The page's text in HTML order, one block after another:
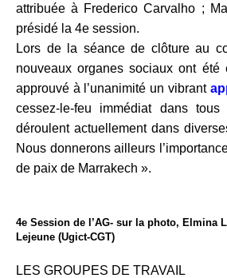
attribuée à Frederico Carvalho ;
présidé la 4e session.
Lors de la séance de clôture au
nouveaux organes sociaux ont été
approuvé à l’unanimité un vibrant
cessez-le-feu immédiat dans
déroulent actuellement dans
Nous donnerons ailleurs
de paix de Marrakech ».
4e Session de l’AG- sur la photo, Elmina
Lejeune (Ugict-CGT)
LES GROUPES DE TRAVAIL